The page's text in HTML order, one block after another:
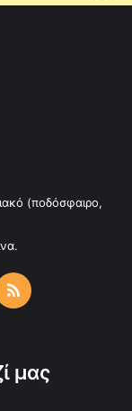
(ποδόσφαιρο,
RSS
μας